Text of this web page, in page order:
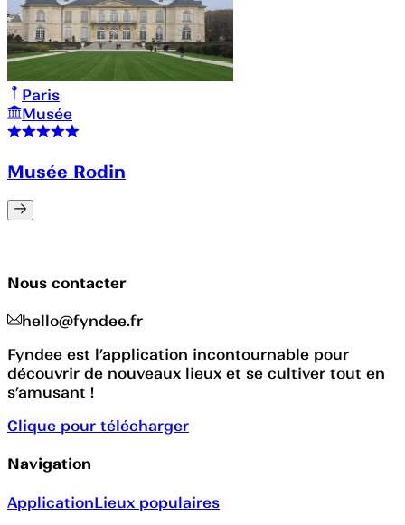
Paris
Musée
Musée Rodin
Nous contacter
hello@fyndee.fr
Fyndee est l’application incontournable pour
découvrir de nouveaux lieux et se cultiver tout en
s’amusant !
Clique pour télécharger
Navigation
ApplicationLieux populaires